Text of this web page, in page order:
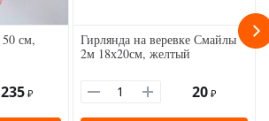
50 см,
235 ₽
Гирлянда на веревке Смайлы
2м 18х20см, желтый
20 ₽